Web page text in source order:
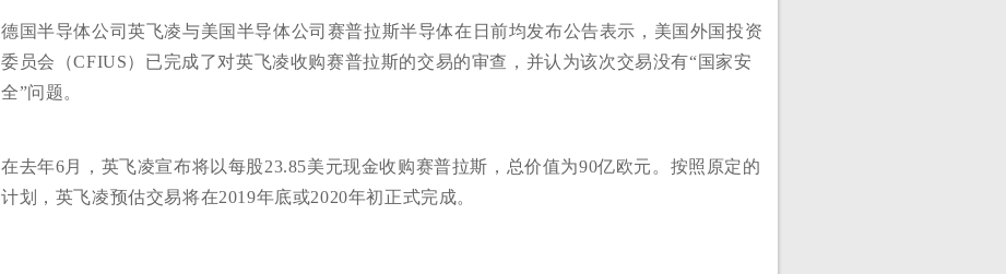
德国半导体公司英飞凌与美国半导体公司赛普拉斯半导体在日前均发布公告表示，美国外国投资
委员会（CFIUS）已完成了对英飞凌收购赛普拉斯的交易的审查，并认为该次交易没有“国家安
全”问题。
在去年6月，英飞凌宣布将以每股23.85美元现金收购赛普拉斯，总价值为90亿欧元。按照原定的
计划，英飞凌预估交易将在2019年底或2020年初正式完成。